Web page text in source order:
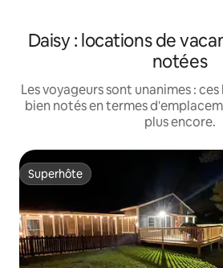
Daisy : locations de
notées
Les voyageurs sont unanimes :
bien notés en termes
plus encore.
Superhôte
Superhôte